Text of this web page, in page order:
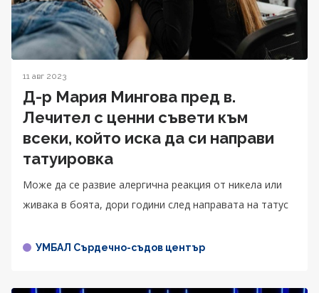
11 авг 2023
Д-р Мария Мингова пред в.
Лечител с ценни съвети към
всеки, който иска да си направи
татуировка
Може да се развие алергична реакция от никела или
живака в боята, дори години след направата на татус
УМБАЛ Сърдечно-съдов център